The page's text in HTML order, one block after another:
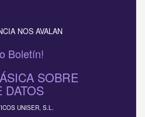
NOS AVALAN
Boletín!
SOBRE
DATOS
UNISER, S.L.